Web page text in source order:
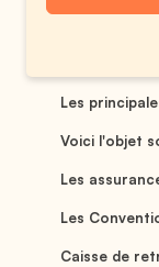
Les
Voici l'objet
Les
Les
Caisse de